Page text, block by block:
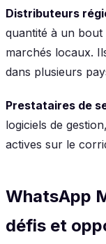
Distributeurs
quantité à un
marchés locaux.
dans plusieurs
Prestataires de
logiciels de
actives sur le
WhatsApp
défis et